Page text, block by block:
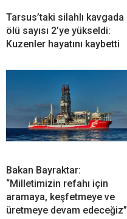
Tarsus’taki silahlı kavgada
ölü sayısı 2’ye yükseldi:
Kuzenler hayatını kaybetti
Bakan Bayraktar:
“Milletimizin refahı için
aramaya, keşfetmeye ve
üretmeye devam edeceğiz”